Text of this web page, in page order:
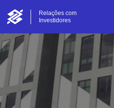
Relações com
Investidores